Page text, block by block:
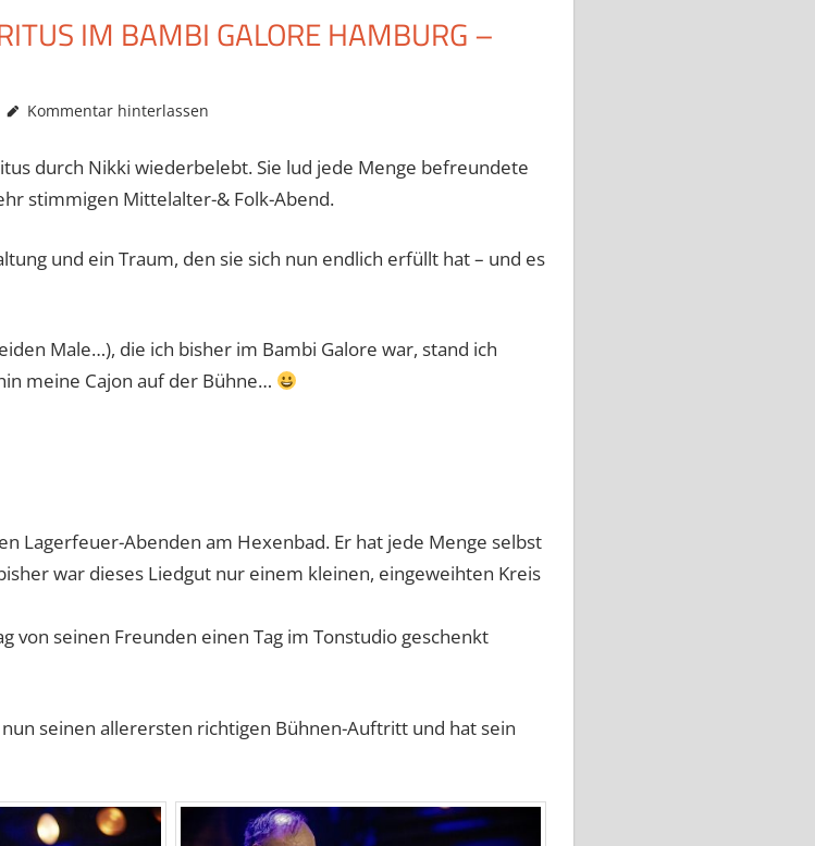
IM BAMBI GALORE HAMBURG –
Kommentar hinterlassen
durch Nikki wiederbelebt. Sie lud jede Menge befreundete
stimmigen Mittelalter-& Folk-Abend.
und ein Traum, den sie sich nun endlich erfüllt hat – und es
Male…), die ich bisher im Bambi Galore war, stand ich
meine Cajon auf der Bühne…
Lagerfeuer-Abenden am Hexenbad. Er hat jede Menge selbst
war dieses Liedgut nur einem kleinen, eingeweihten Kreis
von seinen Freunden einen Tag im Tonstudio geschenkt
seinen allerersten richtigen Bühnen-Auftritt und hat sein